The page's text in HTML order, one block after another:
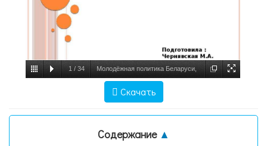
1 / 34 Молодёжная политика Беларуси,
Скачать
Содержание ▲